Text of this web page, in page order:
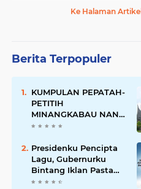
Ke Halaman Artikel
Berita Terpopuler
KUMPULAN PEPATAH-
PETITIH
MINANGKABAU NAN
ELOK
Presidenku Pencipta
Lagu, Gubernurku
Bintang Iklan Pasta
Gigi